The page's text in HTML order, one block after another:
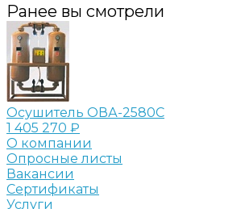
Ранее вы смотрели
Осушитель ОВА-2580С
1 405 270 ₽
О компании
Опросные листы
Вакансии
Сертификаты
Услуги